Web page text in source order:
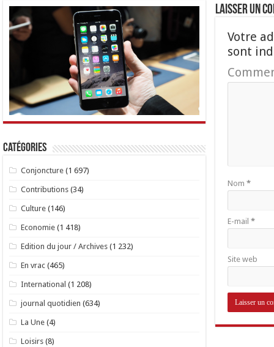
Laisser un
Votre
sont
Nom *
E-mail *
Site web
Catégories
Conjoncture (1 697)
Contributions (34)
Culture (146)
Economie (1 418)
Edition du jour / Archives (1 232)
En vrac (465)
International (1 208)
journal quotidien (634)
La Une (4)
Loisirs (8)